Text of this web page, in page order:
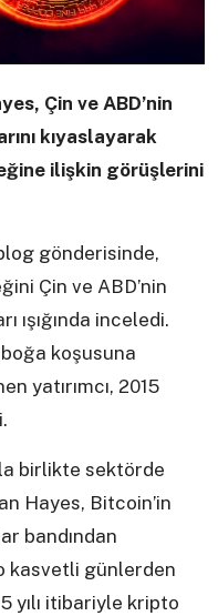
Çin ve ABD’nin
kıyaslayarak
ilişkin görüşlerini
gönderisinde,
Çin ve ABD’nin
ışığında inceledi.
koşusuna
yatırımcı, 2015
birlikte sektörde
Hayes, Bitcoin’in
bandından
kasvetli günlerden
yılı itibariyle kripto